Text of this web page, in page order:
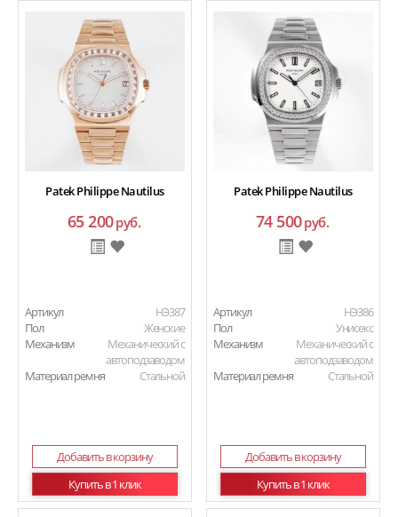
Patek Philippe Nautilus
65 200руб.
Артикул
HЭ387
Пол
Женские
Механизм
Механический с
автоподзаводом
Материал ремня
Стальной
Добавить в корзину
Купить в 1 клик
Patek Philippe Nautilus
74 500руб.
Артикул
HЭ386
Пол
Унисекс
Механизм
Механический с
автоподзаводом
Материал ремня
Стальной
Добавить в корзину
Купить в 1 клик